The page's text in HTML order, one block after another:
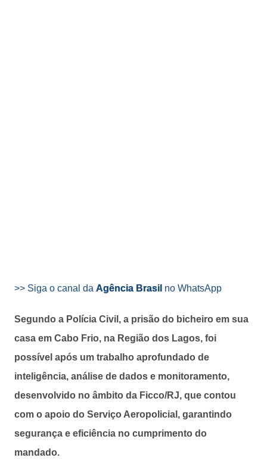
>> Siga o canal da Agência Brasil no WhatsApp
Segundo a Polícia Civil, a prisão do bicheiro em sua
casa em Cabo Frio, na Região dos Lagos, foi
possível após um trabalho aprofundado de
inteligência, análise de dados e monitoramento,
desenvolvido no âmbito da Ficco/RJ, que contou
com o apoio do Serviço Aeropolicial, garantindo
segurança e eficiência no cumprimento do
mandado.